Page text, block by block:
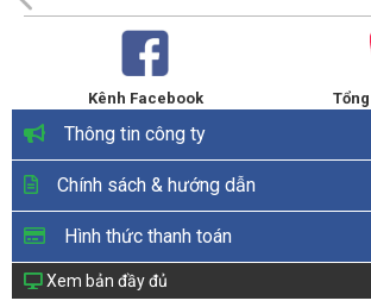
Kênh Facebook
Thông tin công ty
Chính sách & hướng dẫn
Hình thức thanh toán
Xem bản đầy đủ